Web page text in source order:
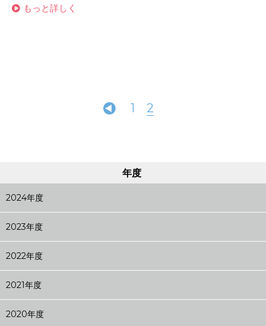
もっと詳しく
1 2
年度
2024年度
2023年度
2022年度
2021年度
2020年度